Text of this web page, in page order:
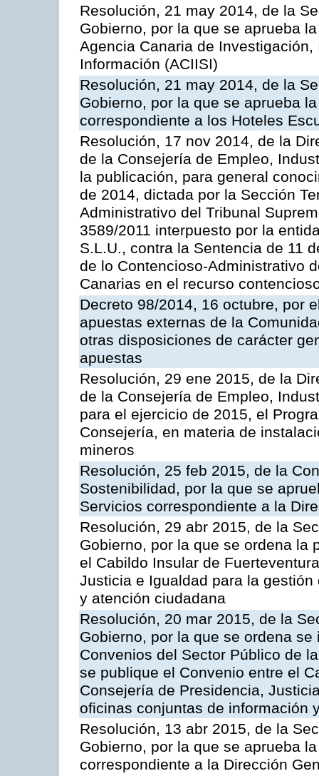
Resolución, 21 may 2014, de la
Gobierno, por la que se aprueba
Agencia Canaria de
Información (ACIISI)
Resolución, 21 may 2014, de la
Gobierno, por la que se aprueba
correspondiente a los Hoteles
Resolución, 17 nov 2014, de la
de la Consejería de Empleo,
la publicación, para general
de 2014, dictada por la Sección
Administrativo del Tribunal
3589/2011 interpuesto por la
S.L.U., contra la Sentencia de 11
de lo Contencioso-Administrativo
Canarias en el recurso
Decreto 98/2014, 16 octubre, por
apuestas externas de la
otras disposiciones de carácter
apuestas
Resolución, 29 ene 2015, de la
de la Consejería de Empleo,
para el ejercicio de 2015, el
Consejería, en materia de
mineros
Resolución, 25 feb 2015, de la
Sostenibilidad, por la que se
Servicios correspondiente a la
Resolución, 29 abr 2015, de la
Gobierno, por la que se ordena la
el Cabildo Insular de
Justicia e Igualdad para la
y atención ciudadana
Resolución, 20 mar 2015, de la
Gobierno, por la que se ordena
Convenios del Sector Público de
se publique el Convenio entre el
Consejería de Presidencia,
oficinas conjuntas de información
Resolución, 13 abr 2015, de la
Gobierno, por la que se aprueba
correspondiente a la Dirección